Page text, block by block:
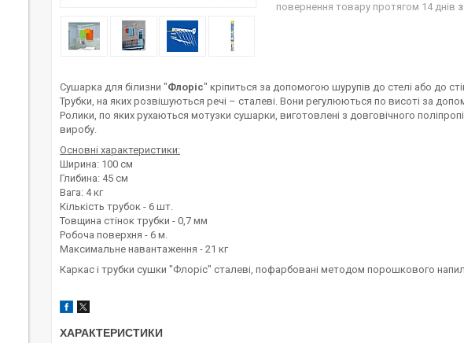
повернення товару протягом 14 днів
Сушарка для білизни "Флоріс" кріпиться за допомогою шурупів до стелі або до
Трубки, на яких розвішуються речі – сталеві. Вони регулюються по висоті за
Ролики, по яких рухаються мотузки сушарки, виготовлені з довговічного
виробу.
Основні характеристики:
Ширина: 100 см
Глибина: 45 см
Вага: 4 кг
Кількість трубок - 6 шт.
Товщина стінок трубки - 0,7 мм
Робоча поверхня - 6 м.
Максимальне навантаження - 21 кг
Каркас і трубки сушки "Флоріс" сталеві, пофарбовані методом порошкового
ХАРАКТЕРИСТИКИ